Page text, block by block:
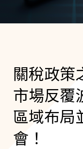
關稅政策
市場反覆
區域布局
會！